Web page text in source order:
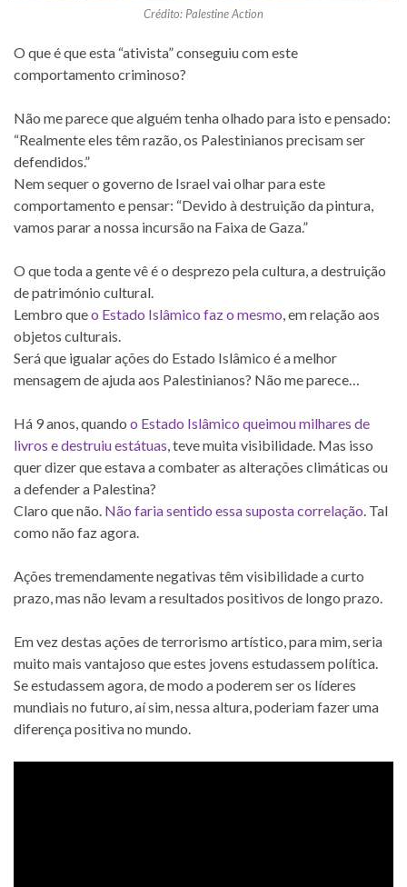
Crédito: Palestine Action
O que é que esta “ativista” conseguiu com este
comportamento criminoso?
Não me parece que alguém tenha olhado para isto e pensado:
“Realmente eles têm razão, os Palestinianos precisam ser
defendidos.”
Nem sequer o governo de Israel vai olhar para este
comportamento e pensar: “Devido à destruição da pintura,
vamos parar a nossa incursão na Faixa de Gaza.”
O que toda a gente vê é o desprezo pela cultura, a destruição
de património cultural.
Lembro queo Estado Islâmico faz o mesmo, em relação aos
objetos culturais.
Será que igualar ações do Estado Islâmico é a melhor
mensagem de ajuda aos Palestinianos? Não me parece…
Há 9 anos, quando o Estado Islâmico queimou milhares de
livros e destruiu estátuas, teve muita visibilidade. Mas isso
quer dizer que estava a combater as alterações climáticas ou
a defender a Palestina?
Claro que não. Não faria sentido essa suposta correlação. Tal
como não faz agora.
Ações tremendamente negativas têm visibilidade a curto
prazo, mas não levam a resultados positivos de longo prazo.
Em vez destas ações de terrorismo artístico, para mim, seria
muito mais vantajoso que estes jovens estudassem política.
Se estudassem agora, de modo a poderem ser os líderes
mundiais no futuro, aí sim, nessa altura, poderiam fazer uma
diferença positiva no mundo.